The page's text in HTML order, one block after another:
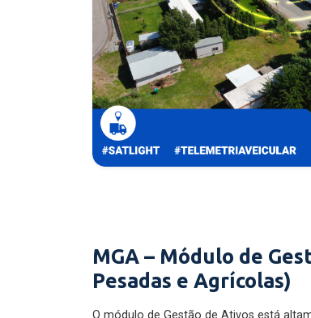
MGA – Módulo de
Pesadas e Agrícolas)
O módulo de Gestão de Ativos está